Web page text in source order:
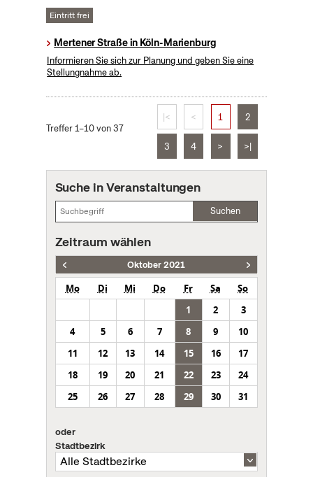
Eintritt frei
Mertener Straße in Köln-Marienburg
Informieren Sie sich zur Planung und geben Sie eine
Stellungnahme ab.
Treffer 1–10 von 37
|< < 1 2
3 4 > >|
Suche in Veranstaltungen
Suchen
Zeitraum wählen
Oktober 2021
Mo Di Mi Do Fr Sa
So
1
2
3
4
5 6 7 8 9
10
11
12 13 14 15 16
17
18
19 20 21 22 23
24
25
26 27 28 29 30 31
oder
Stadtbezirk